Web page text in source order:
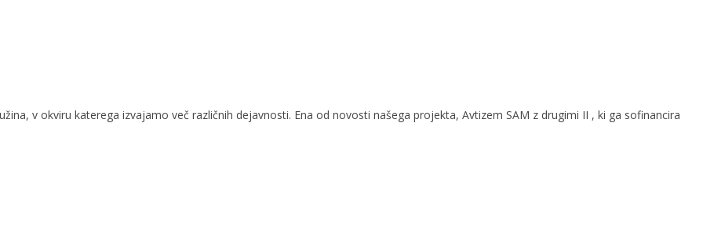
v okviru katerega izvajamo več različnih dejavnosti. Ena od novosti našega projekta, Avtizem SAM z drugimi II , ki ga sofinancira